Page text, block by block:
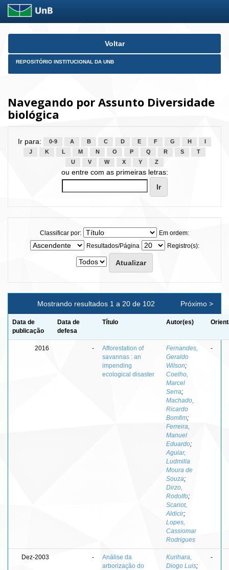
Skip
Voltar
REPOSITÓRIO INSTITUCIONAL DA UNB
Navegando por Assunto Diversidade
biológica
Ir para: 0-9 A B C D E F G H
J
K L M N O P Q R S
T
U
V W X Y Z
ou entre com as primeiras letras:
Classificar por:
Em ordem:
Resultados/Página
Registro(s):
Mostrando resultados 1 a 20 de 102 Próximo >
Data de
publicação
Data de
defesa
Título Autor(es)
2016 -
Afforestation of
savannas : an
impending
ecological disaster
Fernandes,
Geraldo
Wilson;
Coelho,
Marcel
Serra;
Machado,
Ricardo
Bomfim;
Ferreira,
Manuel
Eduardo;
Aguiar,
Ludmilla
Moura de
Souza;
Dirzo,
Rodolfo;
Scariot,
Aldicir;
Lopes,
Cassiomar
Rodrigues
-
Dez-2003 -
Análise da
arborização do
Kurihara,
Diogo Luis;
-